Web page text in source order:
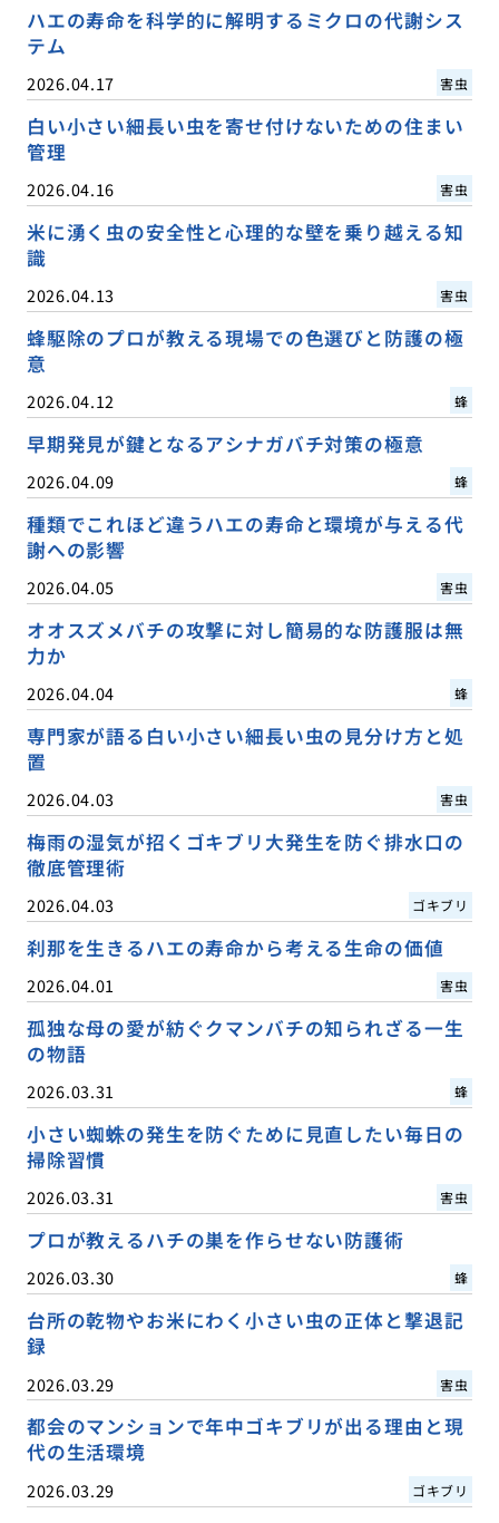
ハエの寿命を科学的に解明するミクロの代謝シス
テム
2026.04.17 害虫
白い小さい細長い虫を寄せ付けないための住まい
管理
2026.04.16 害虫
米に湧く虫の安全性と心理的な壁を乗り越える知
識
2026.04.13 害虫
蜂駆除のプロが教える現場での色選びと防護の極
意
2026.04.12 蜂
早期発見が鍵となるアシナガバチ対策の極意
2026.04.09 蜂
種類でこれほど違うハエの寿命と環境が与える代
謝への影響
2026.04.05 害虫
オオスズメバチの攻撃に対し簡易的な防護服は無
力か
2026.04.04 蜂
専門家が語る白い小さい細長い虫の見分け方と処
置
2026.04.03 害虫
梅雨の湿気が招くゴキブリ大発生を防ぐ排水口の
徹底管理術
2026.04.03 ゴキブリ
刹那を生きるハエの寿命から考える生命の価値
2026.04.01 害虫
孤独な母の愛が紡ぐクマンバチの知られざる一生
の物語
2026.03.31 蜂
小さい蜘蛛の発生を防ぐために見直したい毎日の
掃除習慣
2026.03.31 害虫
プロが教えるハチの巣を作らせない防護術
2026.03.30 蜂
台所の乾物やお米にわく小さい虫の正体と撃退記
録
2026.03.29 害虫
都会のマンションで年中ゴキブリが出る理由と現
代の生活環境
2026.03.29 ゴキブリ